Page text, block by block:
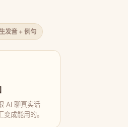
发音 + 例句
AI 聊真实话
成能用的。